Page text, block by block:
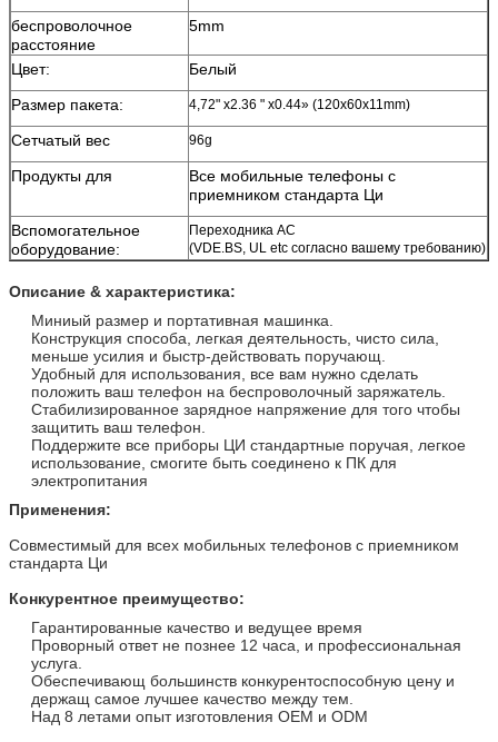
беспроволочное
расстояние
5mm
Цвет:
Белый
Размер пакета:
4,72" x2.36 " x0.44» (120x60x11mm)
Сетчатый вес 96g
Продукты для
Все мобильные телефоны с
приемником стандарта Ци
Вспомогательное
оборудование:
Переходника AC
(VDE.BS, UL etc согласно вашему требованию)
Описание & характеристика:
Миниый размер и портативная машинка.
Конструкция способа, легкая деятельность, чисто сила,
меньше усилия и быстр-действовать поручающ.
Удобный для использования, все вам нужно сделать
положить ваш телефон на беспроволочный заряжатель
Стабилизированное зарядное напряжение для того чтобы
защитить ваш телефон.
Поддержите все приборы ЦИ стандартные поручая, легкое
использование, смогите быть соединено к ПК для
электропитания
Применения:
Совместимый для всех мобильных телефонов с приемником
стандарта Ци
Конкурентное преимущество:
Гарантированные качество и ведущее время
Проворный ответ не познее 12 часа, и профессиональная
услуга.
Обеспечивающ большинств конкурентоспособную цену и
держащ самое лучшее качество между тем.
Над 8 летами опыт изготовления OEM и ODM